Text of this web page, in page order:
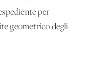
per
geometrico degli